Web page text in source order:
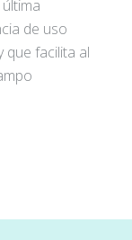
de uso
que facilita al